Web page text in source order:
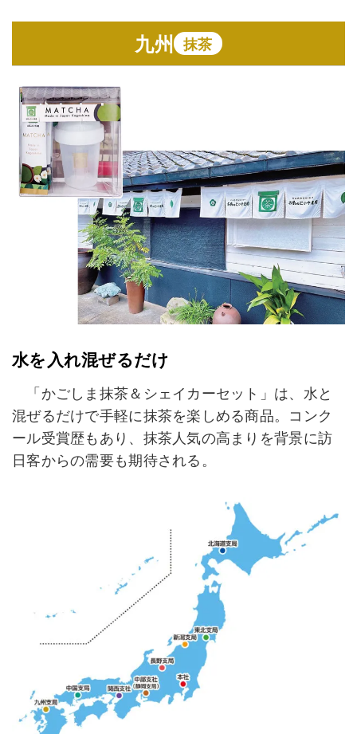
九州 抹茶
水を入れ混ぜるだけ
「かごしま抹茶＆シェイカーセット」は、水と
混ぜるだけで手軽に抹茶を楽しめる商品。コンク
ール受賞歴もあり、抹茶人気の高まりを背景に訪
日客からの需要も期待される。